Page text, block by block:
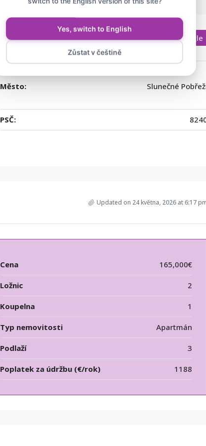
Otevřít v Mapách Google
Město: Slunečné
PSČ:
Updated on 24 května, 2026 at 6:17
Cena 165,000€
Ložnic 2
Koupelna 1
Typ nemovitosti Apartmán
Podlaží 3
Poplatek za údržbu (€/rok) 1188
Yes, switch to English
Zůstat v češtině